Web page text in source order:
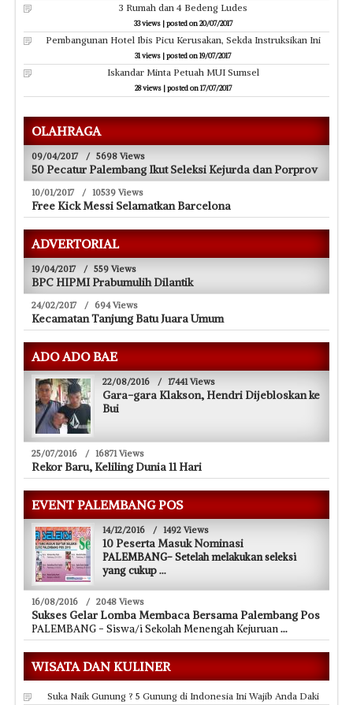
3 Rumah dan 4 Bedeng Ludes
33 views|posted on 20/07/2017
Pembangunan Hotel Ibis Picu Kerusakan, Sekda Instruksikan Ini
31 views |posted on 19/07/2017
Iskandar Minta Petuah MUI Sumsel
28 views|posted on 17/07/2017
OLAHRAGA
09/04/2017 / 5698 Views
50 Pecatur Palembang Ikut Seleksi Kejurda dan Porprov
10/01/2017 / 10539 Views
Free Kick Messi Selamatkan Barcelona
ADVERTORIAL
19/04/2017 / 559 Views
BPC HIPMI Prabumulih Dilantik
24/02/2017 / 694 Views
Kecamatan Tanjung Batu Juara Umum
ADO ADO BAE
22/08/2016 / 17441 Views
Gara-gara Klakson, Hendri Dijebloskan ke
Bui
25/07/2016 / 16871 Views
Rekor Baru, Keliling Dunia 11 Hari
EVENT PALEMBANG POS
14/12/2016 / 1492 Views
10 Peserta Masuk Nominasi
PALEMBANG- Setelah melakukan seleksi
yang cukup...
16/08/2016 / 2048 Views
Sukses Gelar Lomba Membaca Bersama Palembang Pos
PALEMBANG - Siswa/i Sekolah Menengah Kejuruan...
WISATA DAN KULINER
Suka Naik Gunung ? 5 Gunung di Indonesia Ini Wajib Anda Daki